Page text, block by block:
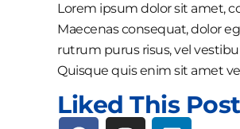
Lorem ipsum dolor sit amet,
Maecenas consequat, dolor
rutrum purus risus, vel
Quisque quis enim sit amet
Liked This